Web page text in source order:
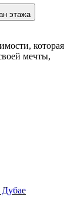
этажа
которая
мечты,